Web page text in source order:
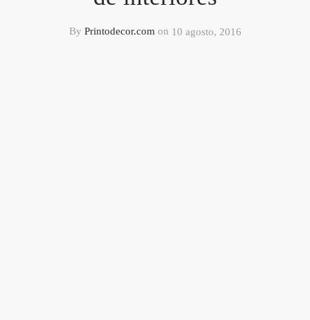
By Printodecor.comon 10 agosto, 2016